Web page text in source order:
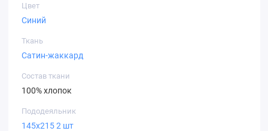
Цвет
Синий
Ткань
Сатин-жаккард
Состав ткани
100% хлопок
Пододеяльник
145х215 2 шт